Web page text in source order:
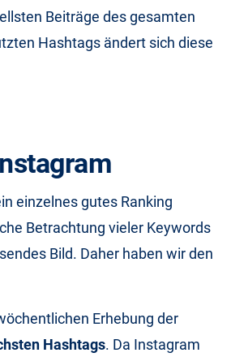
Beiträge des gesamten
Hashtags ändert sich diese
einzelnes gutes Ranking
Betrachtung vieler Keywords
Bild. Daher haben wir den
Erhebung der
Hashtags. Da Instagram